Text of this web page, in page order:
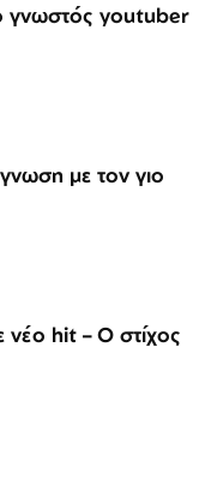
γνωστός youtuber
με τον γιο
νέο hit – Ο στίχος